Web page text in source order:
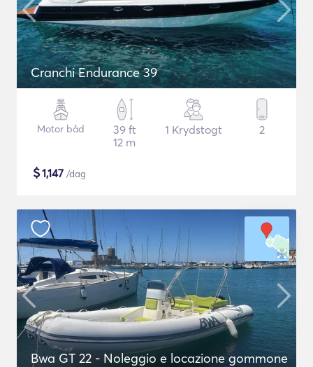
Cranchi Endurance 39
Motor båd
39 ft
12 m
1 Krydstogt 2
$1,147 /dag
Bwa GT 22 - Noleggio e locazione gommone